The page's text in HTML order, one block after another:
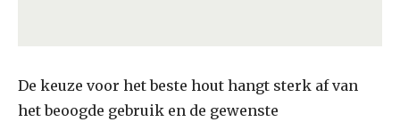
De keuze voor het beste hout hangt sterk af van
het beoogde gebruik en de gewenste